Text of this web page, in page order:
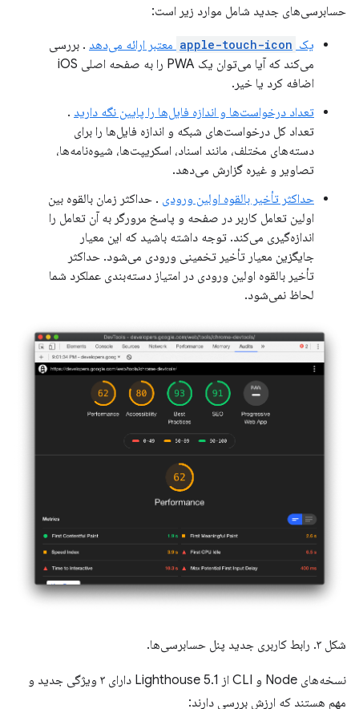
حسابرسی‌های جدید شامل موارد زیر است:
یک apple-touch-icon معتبر ارائه می‌دهد . بررسی
می‌کند که آیا می‌توان یک PWA را به صفحه اصلی iOS
اضافه کرد یا خیر.
تعداد درخواست‌ها و اندازه فایل‌ها را پایین نگه دارید .
تعداد کل درخواست‌های شبکه و اندازه فایل‌ها را برای
دسته‌های مختلف، مانند اسناد، اسکریپت‌ها، شیوه‌نامه‌ها،
تصاویر و غیره گزارش می‌دهد.
حداکثر تأخیر بالقوه اولین ورودی . حداکثر زمان بالقوه بین
اولین تعامل کاربر در صفحه و پاسخ مرورگر به آن تعامل را
اندازه‌گیری می‌کند. توجه داشته باشید که این معیار
جایگزین معیار تأخیر تخمینی ورودی می‌شود. حداکثر
تأخیر بالقوه اولین ورودی در امتیاز دسته‌بندی عملکرد شما
لحاظ نمی‌شود.
شکل ۳. رابط کاربری جدید پنل حسابرسی‌ها.
نسخه‌های Node و CLI از Lighthouse 5.1 دارای ۳ ویژگی جدید و
مهم هستند که ارزش بررسی دارند: